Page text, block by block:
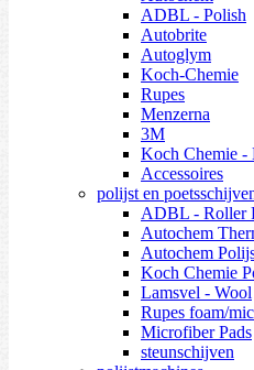
ADBL - Polish
Autobrite
Autoglym
Koch-Chemie
Rupes
Menzerna
3M
Koch Chemie -
Accessoires
polijst en
ADBL - Roller
Autochem
Autochem
Koch Chemie
Lamsvel - Wool
Rupes foam/
Microfiber Pads
steunschijven